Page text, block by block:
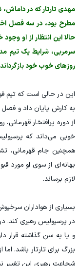
مهدی تارتار که در
مطرح بود، در سه فصل
حالا این انتظار از او
سرمربی، شرایط یک تیم
روزهای خوب خود
این در حالی است که تیم
به کارش پایان داد و فصل
از دوره پرافتخار قهرمانی،
خوبی می‌داند که
همچنین جام قهرمانی،
بهانه‌ای از سوی او مورد
لازم برساند.
بسیاری از هواداران
در پرسپولیس رهبری کند.
و پا به سن گذاشته قرار
بزرگ برای تارتار باشد.